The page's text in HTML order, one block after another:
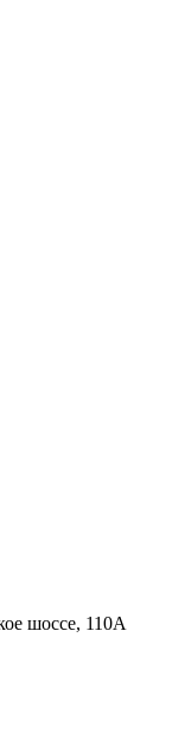
шоссе, 110А